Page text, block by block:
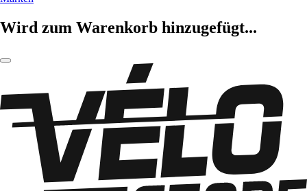
Wird zum Warenkorb hinzugefügt...